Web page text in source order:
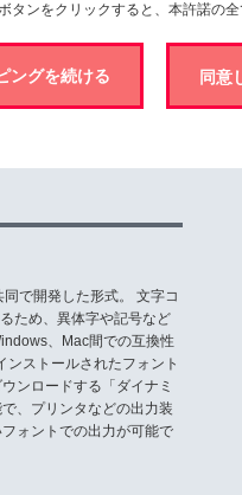
タンをクリックすると、本許諾の
ングを続ける
で開発した形式。 文字コ
ため、異体字や記号など
、Mac間での互換性
ンストールされたフォント
ンロードする「ダイナミ
、プリンタなどの出力装
ォントでの出力が可能で